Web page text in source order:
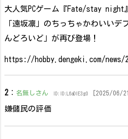
大人気PCゲーム『Fate/stay night
「遠坂凛」のちっちゃかわいいデ
んどろいど」が再び登場！
https://hobby.dengeki.com/news/
2 ： 名無しさん ID:ID:L6aDlE3g0 [2025/06/
嫌儲民の評価